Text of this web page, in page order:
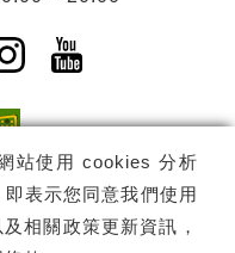
站使用 cookies 分析
表示您同意我們使用
相關政策更新資訊，
視窗)
)開新視窗)
Instagram(另開新視
YouTube(另開
訂閱